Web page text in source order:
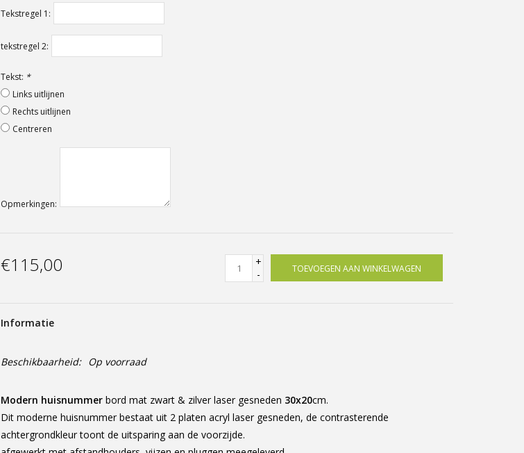
Tekstregel 1:
tekstregel 2:
Tekst: *
Links uitlijnen
Rechts uitlijnen
Centreren
Opmerkingen:
€115,00
+
-
TOEVOEGEN AAN WINKELWAGEN
Informatie
Beschikbaarheid: Op voorraad
Modern huisnummerbord mat zwart & zilver laser gesneden 30x20cm.
Dit moderne huisnummer bestaat uit 2 platen acryl laser gesneden, de contrasterende
achtergrondkleur toont de uitsparing aan de voorzijde.